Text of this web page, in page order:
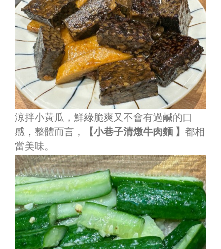
涼拌小黃瓜，鮮綠脆爽又不會有過鹹的口
感，整體而言，
【小巷子清燉牛肉麵 】 都相
當美味。